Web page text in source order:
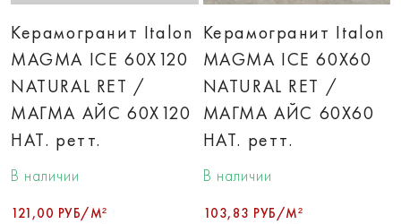
Керамогранит Italon
MAGMA ICE 60X120
NATURAL RET /
МАГМА АЙС 60X120
НАТ. ретт.
В наличии
121,00 РУБ/М²
Керамогранит Italon
MAGMA ICE 60X60
NATURAL RET /
МАГМА АЙС 60X60
НАТ. ретт.
В наличии
103,83 РУБ/М²